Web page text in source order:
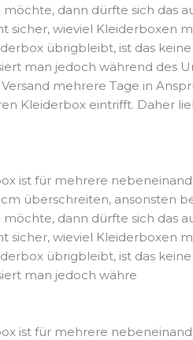
dann dürfte sich das
sicher, wieviel Kleiderboxen
übrigbleibt, ist das keine
man jedoch während des
mehrere Tage in
Kleiderbox eintrifft. Daher
ist für mehrere
überschreiten, ansonsten
dann dürfte sich das
sicher, wieviel Kleiderboxen
übrigbleibt, ist das keine
man jedoch währe
ist für mehrere